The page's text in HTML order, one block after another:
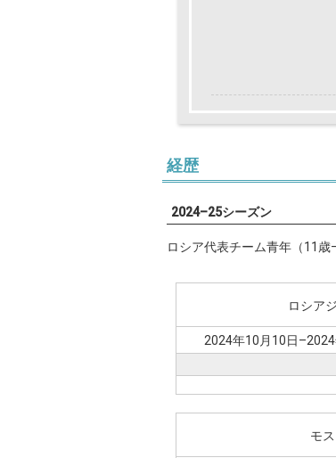
経歴
2024–25シーズン
ロシア代表チーム青年（11歳
ロシア
2024年10月10日
モ